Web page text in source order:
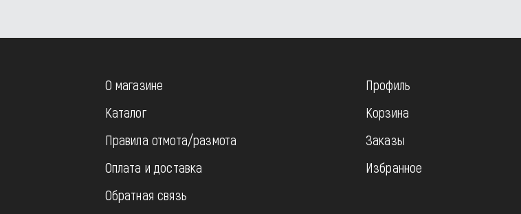
О магазине
Каталог
Правила отмота/размота
Оплата и доставка
Обратная связь
Профиль
Корзина
Заказы
Избранное